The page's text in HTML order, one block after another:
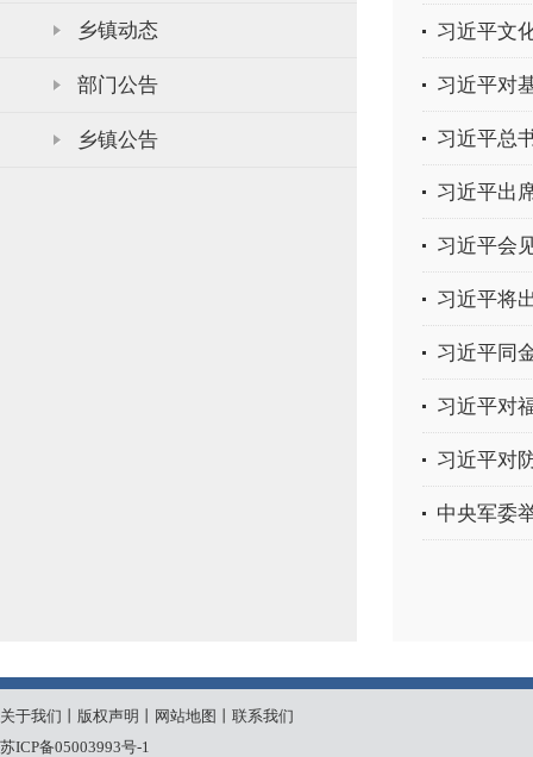
乡镇动态
部门公告
乡镇公告
习近平文
习近平对
习近平总
习近平出
习近平会
习近平将
习近平同
习近平对
习近平对
中央军委
关于我们 版权声明 网站地图
联系我们
苏ICP备05003993号-1